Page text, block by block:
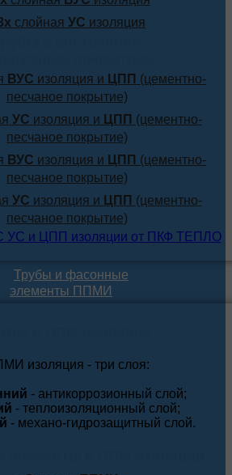
слойная УС изоляция
ВУС изоляция и ЦПП (цементно-
песчаное покрытие)
УС изоляция и ЦПП (цементно-
песчаное покрытие)
ВУС изоляция и ЦПП (цементно-
песчаное покрытие)
УС изоляция и ЦПП (цементно-
песчаное покрытие)
Трубы и фасонные
элементы ППМИ
изоляция - три слоя:
- антикоррозионный слой;
- теплоизоляционный слой;
- механо-гидрозащитный слой.